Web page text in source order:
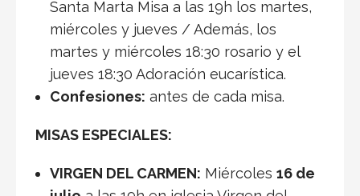
Santa Marta Misa a las 19h los martes,
miércoles y jueves / Además, los
martes y miércoles 18:30 rosario y el
jueves 18:30 Adoración eucarística.
Confesiones: antes de cada misa.
MISAS ESPECIALES:
VIRGEN DEL CARMEN: Miércoles 16 de